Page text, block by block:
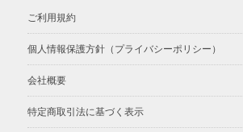
ご利用規約
個人情報保護方針（プライバシーポリシー）
会社概要
特定商取引法に基づく表示